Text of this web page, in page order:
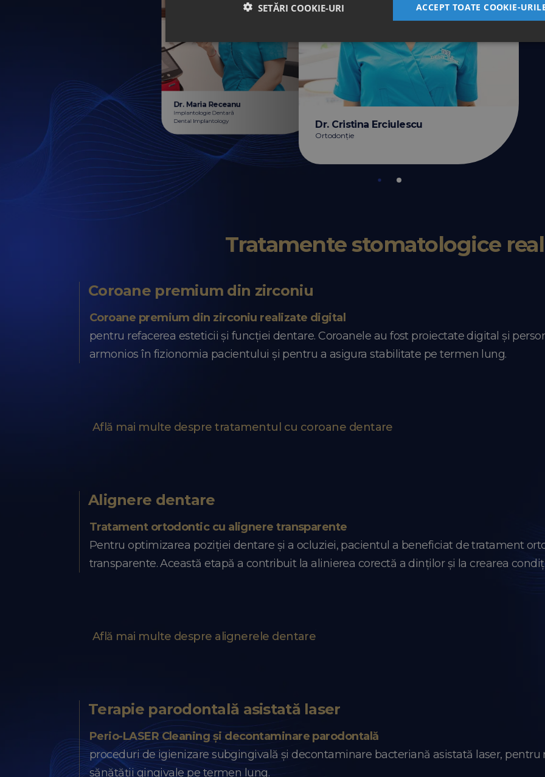
Dr. Maria Receanu
Implantologie Dentară
Dental Implantology
Dr. Cristina Erciulescu
Ortodonție
Tratamente stomatologice
Coroane premium din zirconiu
Coroane premium din zirconiu realizate digital
pentru refacerea esteticii și funcției dentare. Coroanele au fost proiectate digital și
armonios în fizionomia pacientului și pentru a asigura stabilitate pe termen lung.
Află mai multe despre tratamentul cu coroane dentare
Alignere dentare
Tratament ortodontic cu alignere transparente
Pentru optimizarea poziției dentare și a ocluziei, pacientul a beneficiat de tratament
transparente. Această etapă a contribuit la alinierea corectă a dinților și la crearea
Află mai multe despre alignerele dentare
Terapie parodontală asistată laser
Perio-LASER Cleaning și decontaminare parodontală
proceduri de igienizare subgingivală și decontaminare bacteriană asistată laser,
sănătății gingivale pe termen lung.
ACCEPT TOATE COOKIE-
SETĂRI COOKIE-URI